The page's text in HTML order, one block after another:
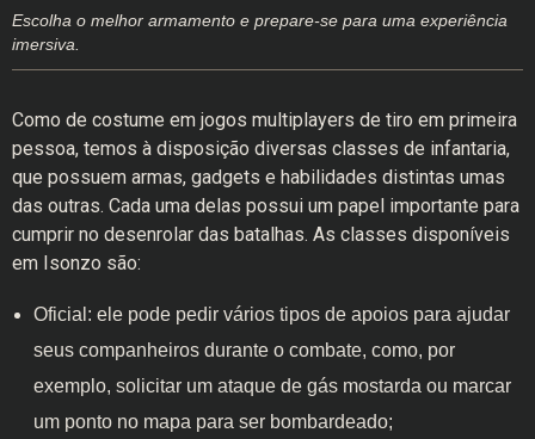
Escolha o melhor armamento e prepare-se para uma experiência
imersiva.
Como de costume em jogos multiplayers de tiro em primeira
pessoa, temos à disposição diversas classes de infantaria,
que possuem armas, gadgets e habilidades distintas umas
das outras. Cada uma delas possui um papel importante para
cumprir no desenrolar das batalhas. As classes disponíveis
em Isonzo são:
Oficial: ele pode pedir vários tipos de apoios para ajudar
seus companheiros durante o combate, como, por
exemplo, solicitar um ataque de gás mostarda ou marcar
um ponto no mapa para ser bombardeado;